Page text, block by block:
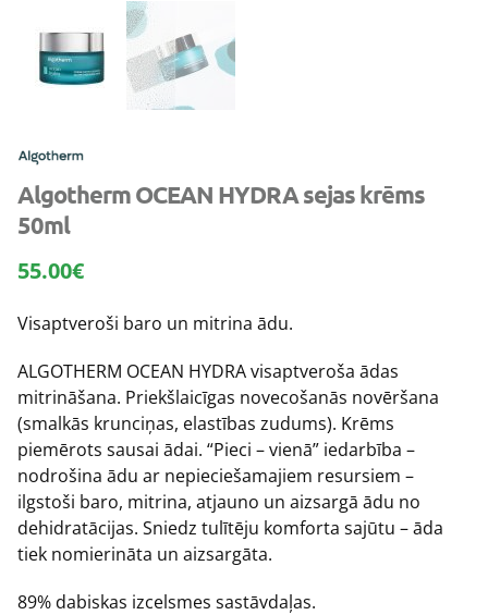
Algotherm OCEAN HYDRA sejas krēms
50ml
55.00€
Visaptveroši baro un mitrina ādu.
ALGOTHERM OCEAN HYDRA visaptveroša ādas
mitrināšana. Priekšlaicīgas novecošanās novēršana
(smalkās krunciņas, elastības zudums). Krēms
piemērots sausai ādai. “Pieci – vienā” iedarbība –
nodrošina ādu ar nepieciešamajiem resursiem –
ilgstoši baro, mitrina, atjauno un aizsargā ādu no
dehidratācijas. Sniedz tulītēju komforta sajūtu – āda
tiek nomierināta un aizsargāta.
89% dabiskas izcelsmes sastāvdaļas.